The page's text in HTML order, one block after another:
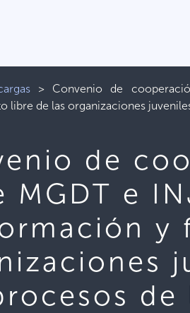
> Convenio de
libre de las organizaciones
de
MGDT e
y